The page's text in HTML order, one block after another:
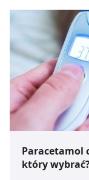
Paracetamol
który